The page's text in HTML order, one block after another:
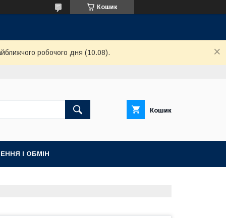
Кошик
робочого дня (10.08).
Кошик
І ОБМІН